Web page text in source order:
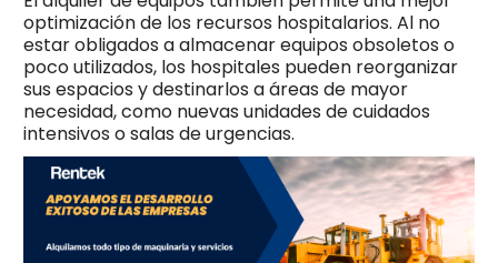
optimización de los recursos hospitalarios. Al no
estar obligados a almacenar equipos obsoletos o
poco utilizados, los hospitales pueden reorganizar
sus espacios y destinarlos a áreas de mayor
necesidad, como nuevas unidades de cuidados
intensivos o salas de urgencias.